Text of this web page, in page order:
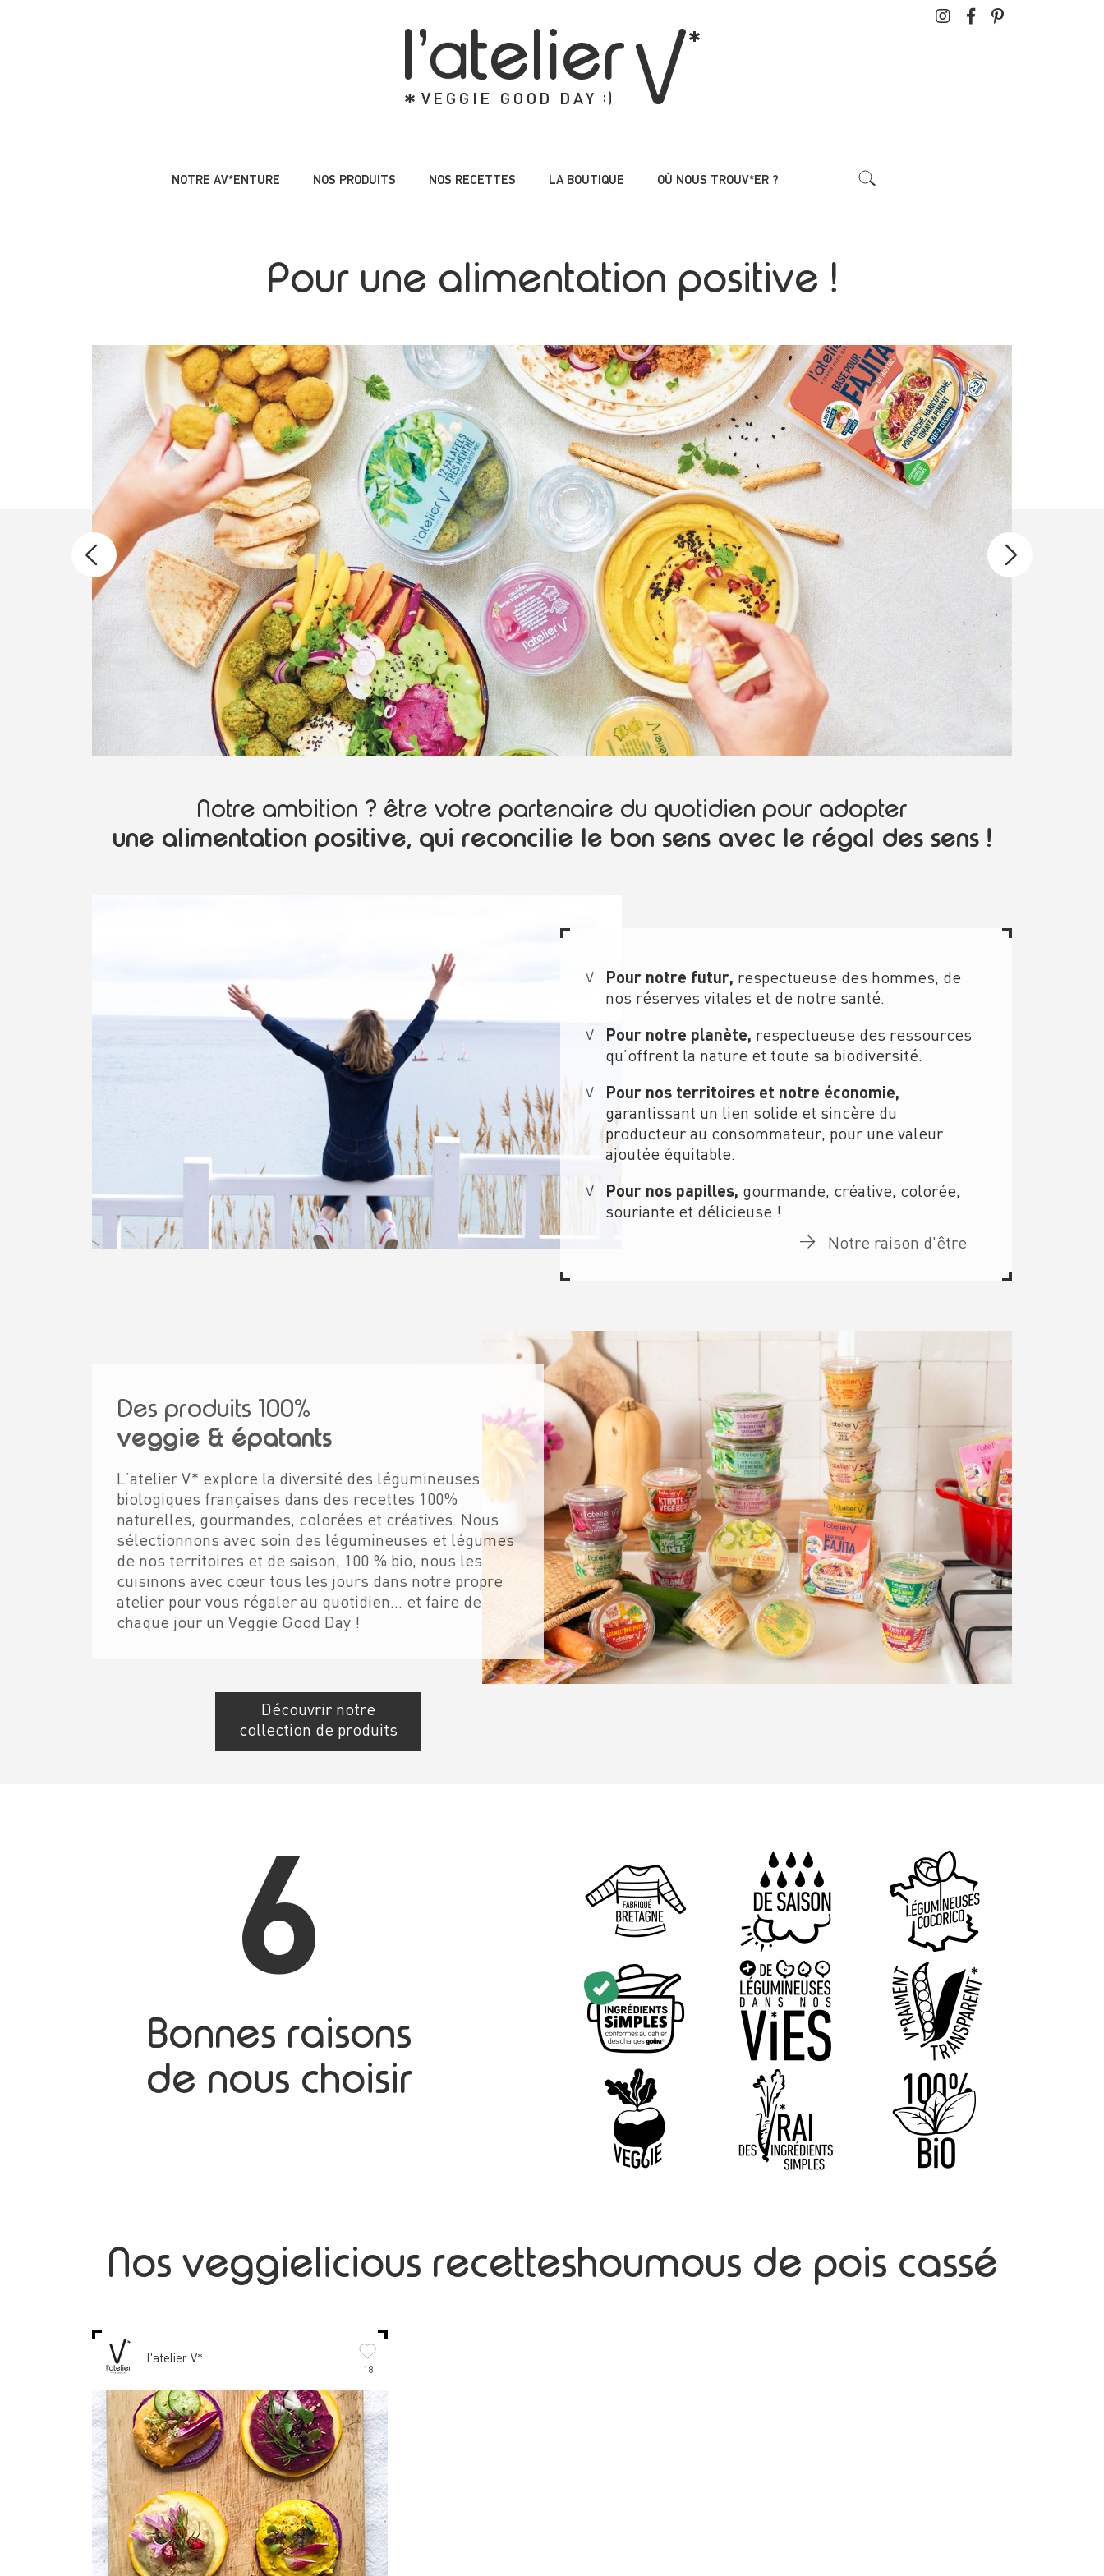
NOTRE AV*ENTURE NOS PRODUITS NOS RECETTES LA BOUTIQUE OÙ NOUS TROUV*ER ?
Pour une alimentation positive !
Notre ambition ? être votre partenaire du quotidien pour adopter
une alimentation positive, qui reconcilie le bon sens avec le régal des sens !
Pour notre futur, respectueuse des hommes, de
nos réserves vitales et de notre santé.
Pour notre planète, respectueuse des ressources
qu’offrent la nature et toute sa biodiversité.
Pour nos territoires et notre économie,
garantissant un lien solide et sincère du
producteur au consommateur, pour une valeur
ajoutée équitable.
Pour nos papilles, gourmande, créative, colorée,
souriante et délicieuse !
Notre raison d'être
Des produits 100%
veggie & épatants
L’atelier V* explore la diversité des légumineuses
biologiques françaises dans des recettes 100%
naturelles, gourmandes, colorées et créatives. Nous
sélectionnons avec soin des légumineuses et légumes
de nos territoires et de saison, 100 % bio, nous les
cuisinons avec cœur tous les jours dans notre propre
atelier pour vous régaler au quotidien… et faire de
chaque jour un Veggie Good Day !
Découvrir notre
collection de produits
6
Bonnes raisons
de nous choisir
Nos veggielicious recetteshoumous de pois cassé
l'atelier V*
18